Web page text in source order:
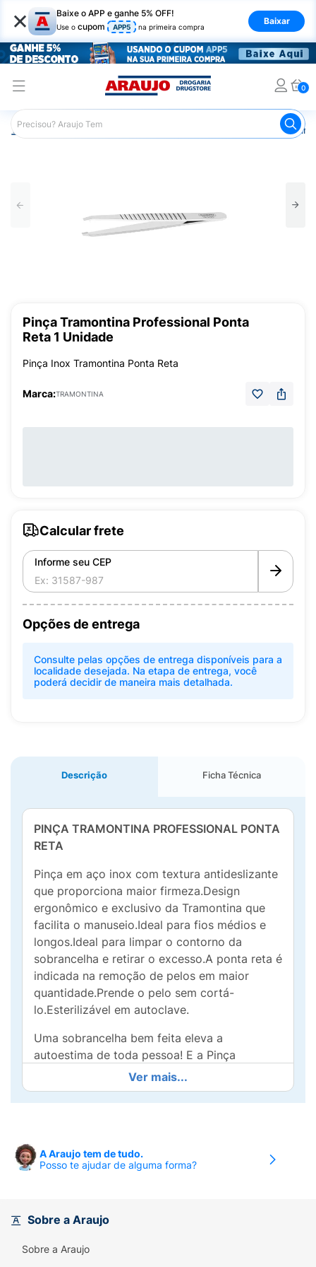
× Baixe o APP e ganhe 5% OFF!
Use o cupom APP5 na primeira compra
Baixar
0
Araujo Maquiagem
Pinça Tramontina Professional Ponta
Reta 1 Unidade
Pinça Inox Tramontina Ponta Reta
Marca:TRAMONTINA
Calcular frete
Informe seu CEP
Opções de entrega
Consulte pelas opções de entrega disponíveis para a
localidade desejada. Na etapa de entrega, você
poderá decidir de maneira mais detalhada.
Descrição Ficha Técnica
PINÇA TRAMONTINA PROFESSIONAL PONTA
RETA
Pinça em aço inox com textura antideslizante
que proporciona maior firmeza.Design
ergonômico e exclusivo da Tramontina que
facilita o manuseio.Ideal para fios médios e
longos.Ideal para limpar o contorno da
sobrancelha e retirar o excesso.A ponta reta é
indicada na remoção de pelos em maior
quantidade.Prende o pelo sem cortá-
lo.Esterilizável em autoclave.
Uma sobrancelha bem feita eleva a
autoestima de toda pessoa! E a Pinça
Tramontina em Aço Inox com Ponta Reta vai
ser a auxiliar perfeita para arrancar os
pelinhos indesejáveis. Apresentando design
design ergonômico e textura antideslizante, é
esterilizável em autoclave e que oferece um
contorno da sobrancelha e remoção de pelos
em maior quantidade, prendendo-os sem o
risco de cortá-los. Um item indispensável
Ver mais...
A Araujo tem de tudo.
Posso te ajudar de alguma forma?
Sobre a Araujo
Sobre a Araujo